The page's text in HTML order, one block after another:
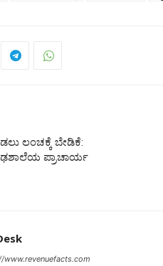
ಲಂಚಕ್ಕೆ ಬೇಡಿಕೆ:
ಪ್ರಾಚಾರ್ಯ
www.revenuefacts.com